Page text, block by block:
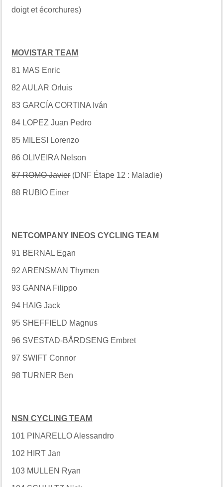
doigt et écorchures)
MOVISTAR TEAM
81 MAS Enric
82 AULAR Orluis
83 GARCÍA CORTINA Iván
84 LOPEZ Juan Pedro
85 MILESI Lorenzo
86 OLIVEIRA Nelson
87 ROMO Javier(DNF Étape 12 : Maladie)
88 RUBIO Einer
NETCOMPANY INEOS CYCLING TEAM
91 BERNAL Egan
92 ARENSMAN Thymen
93 GANNA Filippo
94 HAIG Jack
95 SHEFFIELD Magnus
96 SVESTAD-BÅRDSENG Embret
97 SWIFT Connor
98 TURNER Ben
NSN CYCLING TEAM
101 PINARELLO Alessandro
102 HIRT Jan
103 MULLEN Ryan